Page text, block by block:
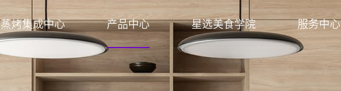
蒸烤集成中心 产品中心 星选美食学院 服务中心